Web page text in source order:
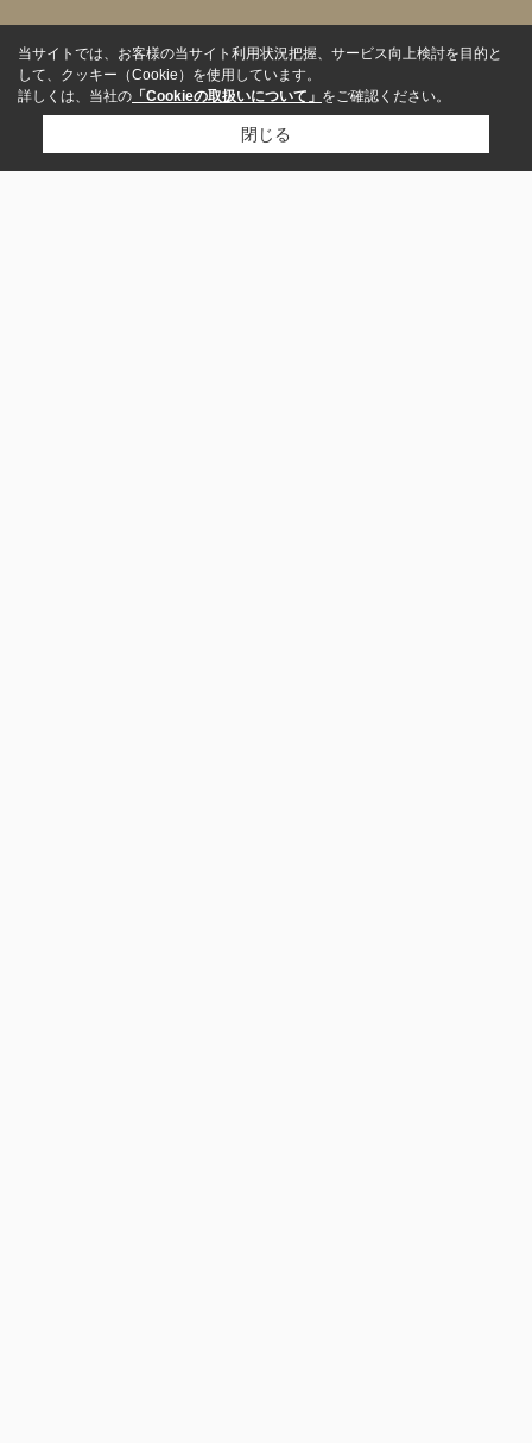
当サイトでは、お客様の当サイト利用状況把握、サービス向上検討を目的と
して、クッキー（Cookie）を使用しています。
詳しくは、当社の 「Cookieの取扱いについて」 をご確認ください。
閉じる